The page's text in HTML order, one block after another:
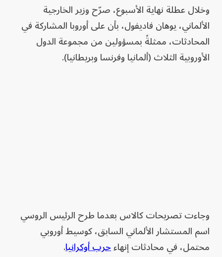
وخلال عطلة نهاية الأسبوع، صرّح وزير الخارجية
الألماني، يوهان فاديفول، بأن على أوروبا المشاركة في
المحادثات، ممثلةً بمسؤولين من مجموعة الدول
الأوروبية الثلاث (ألمانيا وفرنسا وبريطانيا).
وجاءت تصريحات كالاس بعدما طرح الرئيس الروسي
اسم المستشار الألماني السابق، كوسيط أوروبي
محتمل، في محادثات إنهاءحرب أوكرانيا.